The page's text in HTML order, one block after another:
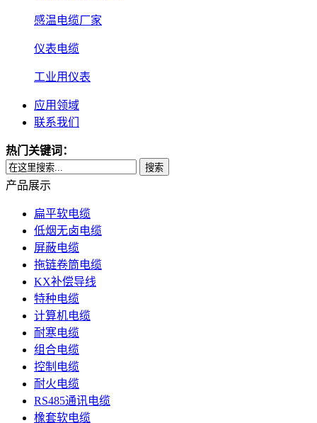
感温电缆厂家
仪表电缆
工业用仪表
应用领域
联系我们
热门关键词：
搜索
产品展示
扁平软电缆
低烟无卤电缆
屏蔽电缆
拖链卷筒电缆
KX补偿导线
特种电缆
计算机电缆
耐寒电缆
组合电缆
控制电缆
耐火电缆
RS485通讯电缆
橡套软电缆